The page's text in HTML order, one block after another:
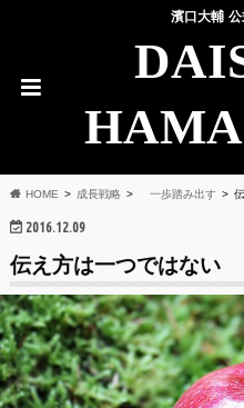
濱口大輔
HOME 成長戦略 一歩踏み出す
2016.12.09
伝え方は一つではない